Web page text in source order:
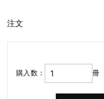
注文
購入数： 冊